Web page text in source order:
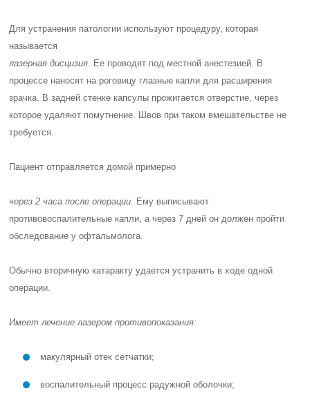
Для устранения патологии используют процедуру, которая
называется
лазерная дисцизия. Ее проводят под местной анестезией. В
процессе наносят на роговицу глазные капли для расширения
зрачка. В задней стенке капсулы прожигается отверстие, через
которое удаляют помутнение. Швов при таком вмешательстве не
требуется.
Пациент отправляется домой примерно
через 2 часа после операции. Ему выписывают
противовоспалительные капли, а через 7 дней он должен пройти
обследование у офтальмолога.
Обычно вторичную катаракту удается устранить в ходе одной
операции.
Имеет лечение лазером противопоказания:
макулярный отек сетчатки;
воспалительный процесс радужной оболочки;